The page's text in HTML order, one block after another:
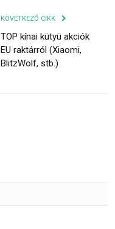
KÖVETKEZŐ CIKK
TOP kínai kütyü akciók
EU raktárról (Xiaomi,
BlitzWolf, stb.)